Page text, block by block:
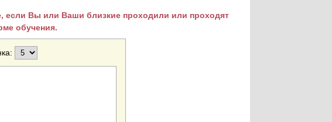
если Вы или Ваши близкие проходили или проходят
обучения.